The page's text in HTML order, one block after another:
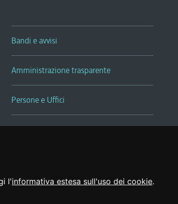
l'informativa estesa sull'uso dei cookie.
Bandi e avvisi
Amministrazione trasparente
Persone e Uffici
Sala Tiziano Tessitori
Realizzato da